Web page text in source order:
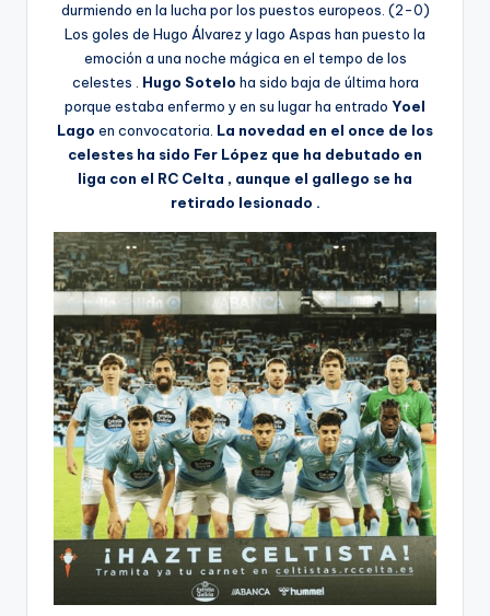
durmiendo en la lucha por los puestos europeos. (2-0)
Los goles de Hugo Álvarez y Iago Aspas han puesto la
emoción a una noche mágica en el tempo de los
celestes . Hugo Sotelo ha sido baja de última hora
porque estaba enfermo y en su lugar ha entrado Yoel
Lago en convocatoria. La novedad en el once de los
celestes ha sido Fer López que ha debutado en
liga con el RC Celta , aunque el gallego se ha
retirado lesionado .